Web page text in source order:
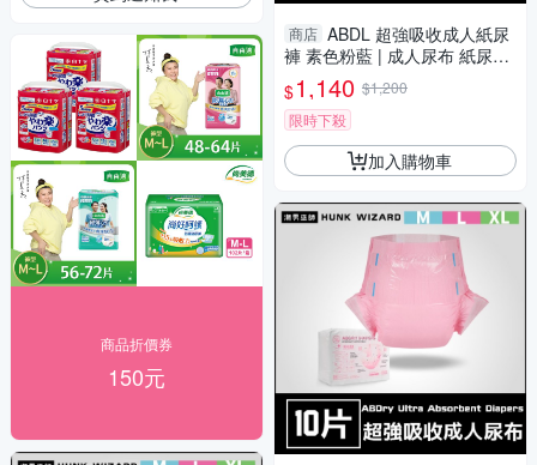
商品折價券
150元
商店 ABDL 超強吸收成人紙尿
褲 素色粉藍 | 成人尿布 紙尿布
LittleForBig ABDry
$1,140 $1,200
限時下殺
加入購物車